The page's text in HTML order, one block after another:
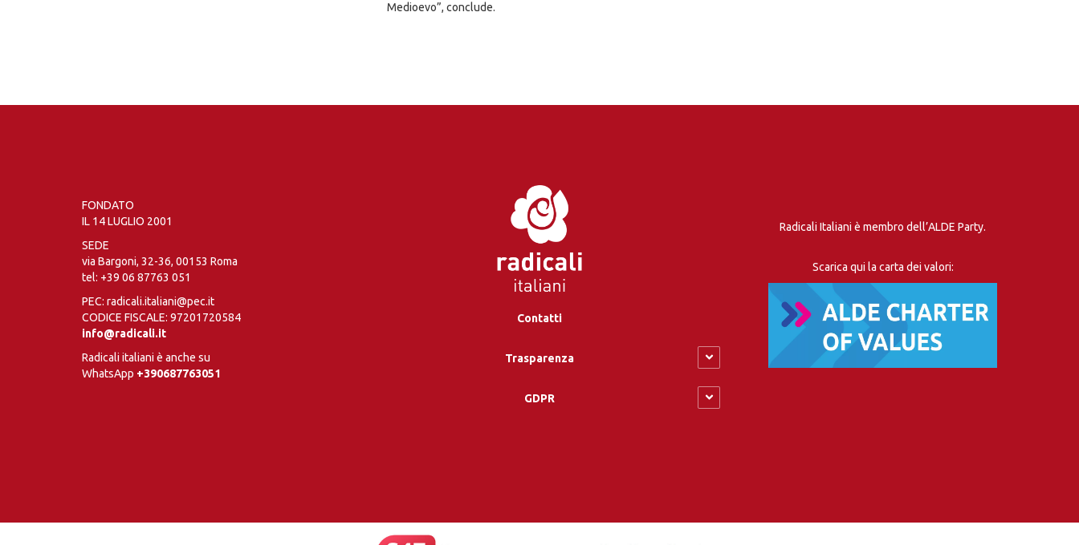
Medioevo”, conclude.
FONDATO
IL 14 LUGLIO 2001
SEDE
via Bargoni, 32-36, 00153 Roma
tel: +39 06 87763 051
PEC: radicali.italiani@pec.it
CODICE FISCALE: 97201720584
info@radicali.it
Radicali italiani è anche su
WhatsApp +390687763051
Contatti
Trasparenza
GDPR
Radicali Italiani è membro dell’ALDE Party.
Scarica qui la carta dei valori: